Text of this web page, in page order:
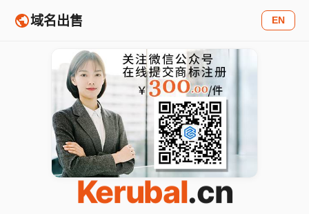
域名出售 EN
Kerubal.cn